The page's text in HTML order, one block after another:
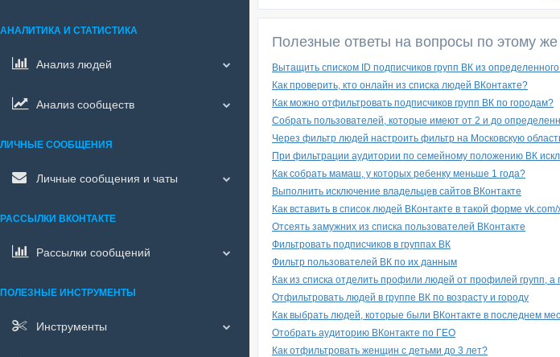
Полезные ответы на вопросы по этому
Вытащить списком ID подписчиков групп ВК из
Как проверить, кто онлайн из списка людей ВКонтакте?
Как можно отфильтровать подписчиков групп ВК по городам?
Собрать пользователей, которые имеют от 2 и до
Через фильтр людей настроить фильтр на Московскую
При фильтрации аудитории по семейному положению ВК
Как собрать мамаш, у которых ребенку меньше 1 года?
Выполнить исключение владельцев сайтов ВКонтакте
Как вставить в список людей ВКонтакте в такой форме
Отсеять замужних из списка пользователей ВКонтакте
Фильтровать подписчиков в группах ВК
Фильтр пользователей ВК по их данным
Как из списка отделить профили людей от профилей групп,
Отфильтровать людей в группе ВК по возрасту и городу
Как выбрать людей, которые были ВКонтакте в последнем
Отобрать аудиторию ВКонтакте по ГЕО
Как отфильтровать женщин с детьми до 3 лет?
АНАЛИТИКА И СТАТИСТИКА
Анализ людей
Анализ сообществ
ЛИЧНЫЕ СООБЩЕНИЯ
Личные сообщения и чаты
РАССЫЛКИ ВКОНТАКТЕ
Рассылки сообщений
ПОЛЕЗНЫЕ ИНСТРУМЕНТЫ
Инструменты